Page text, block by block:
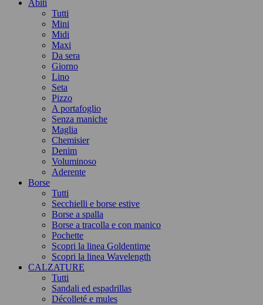
Abiti
Tutti
Mini
Midi
Maxi
Da sera
Giorno
Lino
Seta
Pizzo
A portafoglio
Senza maniche
Maglia
Chemisier
Denim
Voluminoso
Aderente
Borse
Tutti
Secchielli e borse estive
Borse a spalla
Borse a tracolla e con manico
Pochette
Scopri la linea Goldentime
Scopri la linea Wavelength
CALZATURE
Tutti
Sandali ed espadrillas
Décolleté e mules